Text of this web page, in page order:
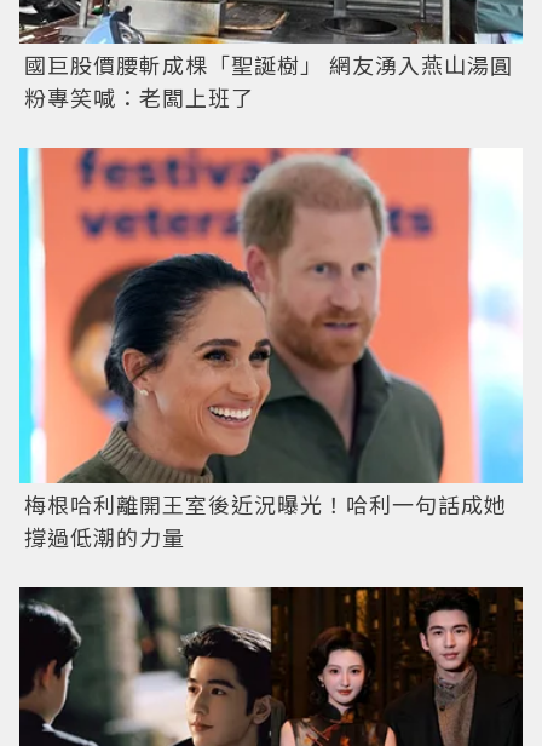
國巨股價腰斬成棵「聖誕樹」 網友湧入燕山湯圓
粉專笑喊：老闆上班了
梅根哈利離開王室後近況曝光！哈利一句話成她
撐過低潮的力量